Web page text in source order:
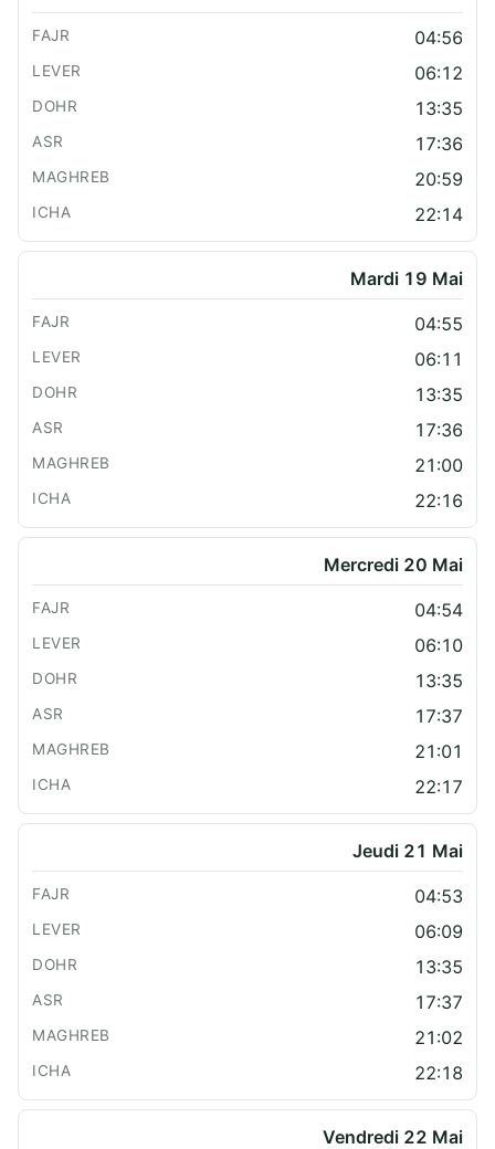
04:56
06:12
13:35
17:36
20:59
22:14
Mardi 19 Mai
04:55
06:11
13:35
17:36
21:00
22:16
Mercredi 20 Mai
04:54
06:10
13:35
17:37
21:01
22:17
Jeudi 21 Mai
04:53
06:09
13:35
17:37
21:02
22:18
Vendredi 22 Mai